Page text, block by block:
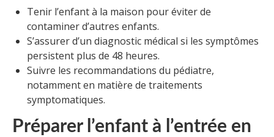
Tenir l’enfant à la maison pour éviter de
contaminer d’autres enfants.
S’assurer d’un diagnostic médical si les symptômes
persistent plus de 48 heures.
Suivre les recommandations du pédiatre,
notamment en matière de traitements
symptomatiques.
Préparer l’enfant à l’entrée en